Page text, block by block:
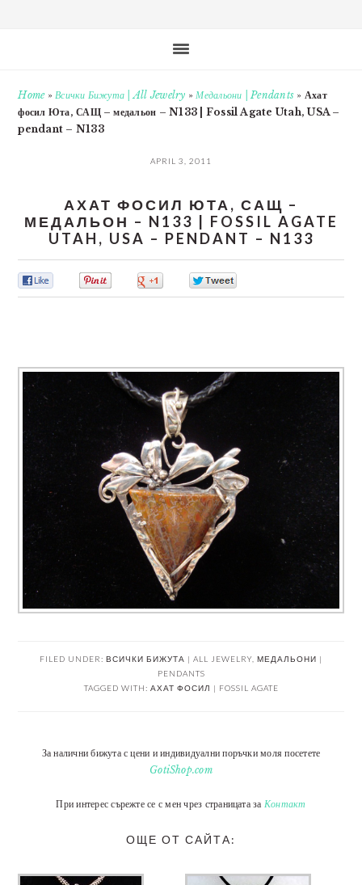
Home»Всички Бижута | All Jewelry »Медальони | Pendants » Ахат
фосил Юта, САЩ – медальон – N133 | Fossil Agate Utah, USA –
pendant – N133
APRIL 3, 2011
АХАТ ФОСИЛ ЮТА, САЩ –
МЕДАЛЬОН – N133 | FOSSIL AGATE
UTAH, USA – PENDANT – N133
FILED UNDER: ВСИЧКИ БИЖУТА | ALL JEWELRY, МЕДАЛЬОНИ |
PENDANTS
TAGGED WITH: АХАТ ФОСИЛ | FOSSIL AGATE
За налични бижута с цени и индивидуални поръчки моля посетете
GotiShop.com
При интерес сърежте се с мен чрез страницата за Контакт
ОЩЕ ОТ САЙТА: